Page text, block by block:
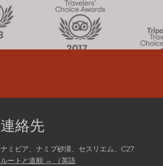
連絡先
ナミビア、ナミブ砂漠、セスリエム、C27
ルートと道順 → （英語